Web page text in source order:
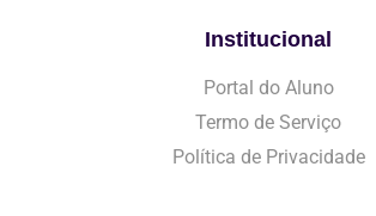
Institucional
Portal do Aluno
Termo de Serviço
Política de Privacidade